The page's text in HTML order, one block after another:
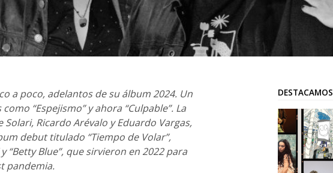
a poco, adelantos de su álbum 2024. Un
“Espejismo” y ahora “Culpable”. La
Ricardo Arévalo y Eduardo Vargas,
debut titulado “Tiempo de Volar”,
“Betty Blue”, que sirvieron en 2022 para
pandemia.
DESTACAMOS